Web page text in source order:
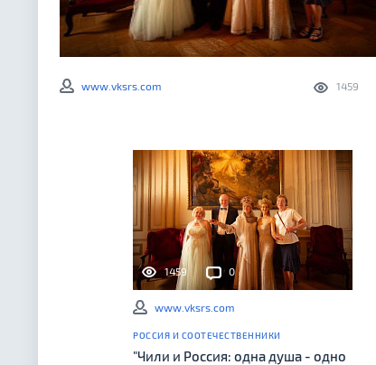
1459
www.vksrs.com
1459 0
www.vksrs.com
РОССИЯ И СООТЕЧЕСТВЕННИКИ
"Чили и Россия: одна душа - одно